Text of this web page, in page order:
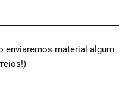
enviaremos material algum